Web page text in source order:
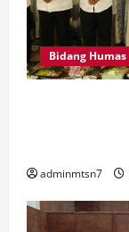
Bidang Humas
adminmtsn7